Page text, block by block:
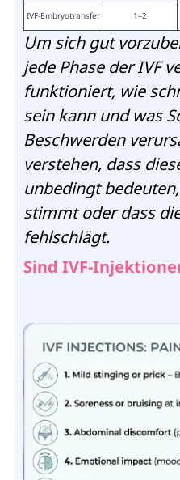
IVF-Embryotransfer
1–2
Um sich gut
jede Phase der IVF
funktioniert, wie
sein kann und was
Beschwerden
verstehen, dass
unbedingt
stimmt oder dass
fehlschlägt.
Sind IVF-